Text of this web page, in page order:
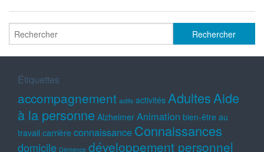
Étiquettes
accompagnement actifs activités AdultesAide
à la personne Alzheimer Animation bien-être au
travail carrière connaissance Connaissances
domicile Démence développement personnel